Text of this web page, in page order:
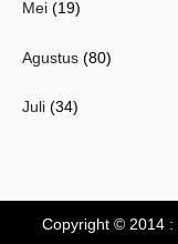
Mei (19)
Agustus (80)
Juli (34)
Copyright © 2014 :